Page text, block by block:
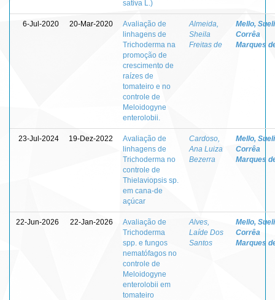
sativa L.)
6-Jul-2020 20-Mar-2020
Avaliação de
linhagens de
Trichoderma na
promoção de
crescimento de
raízes de
tomateiro e no
controle de
Meloidogyne
enterolobii.
Almeida,
Sheila
Freitas de
Mello, Sueli
Corrêa
Marques
23-Jul-2024 19-Dez-2022
Avaliação de
linhagens de
Trichoderma no
controle de
Thielaviopsis sp.
em cana-de
açúcar
Cardoso,
Ana Luiza
Bezerra
Mello, Sueli
Corrêa
Marques
22-Jun-2026 22-Jan-2026
Avaliação de
Trichoderma
spp. e fungos
nematófagos no
controle de
Meloidogyne
enterolobii em
tomateiro
Alves,
Laíde Dos
Santos
Mello, Sueli
Corrêa
Marques